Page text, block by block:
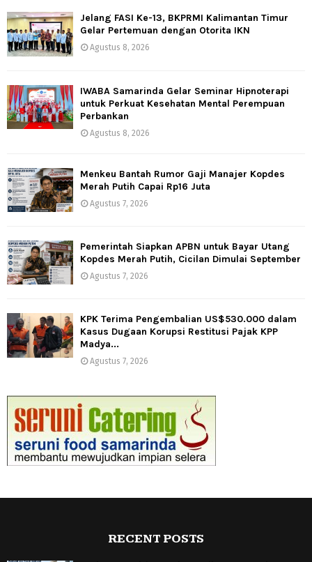
Jelang FASI Ke-13, BKPRMI Kalimantan Timur
Gelar Pertemuan dengan Otorita IKN
Agustus 8, 2026
IWABA Samarinda Gelar Seminar Hipnoterapi
untuk Perkuat Kesehatan Mental Perempuan
Perbankan
Agustus 8, 2026
Menkeu Bantah Rumor Gaji Manajer Kopdes
Merah Putih Capai Rp16 Juta
Agustus 7, 2026
Pemerintah Siapkan APBN untuk Bayar Utang
Kopdes Merah Putih, Cicilan Dimulai September
Agustus 7, 2026
KPK Terima Pengembalian US$530.000 dalam
Kasus Dugaan Korupsi Restitusi Pajak KPP
Madya...
Agustus 7, 2026
RECENT POSTS